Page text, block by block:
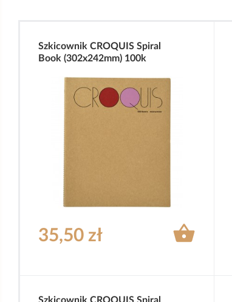
Szkicownik CROQUIS Spiral
Book (302x242mm) 100k
35,50 zł 